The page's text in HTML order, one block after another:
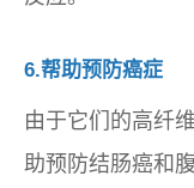
6.帮助预防癌症
由于它们的高纤
助预防结肠癌和